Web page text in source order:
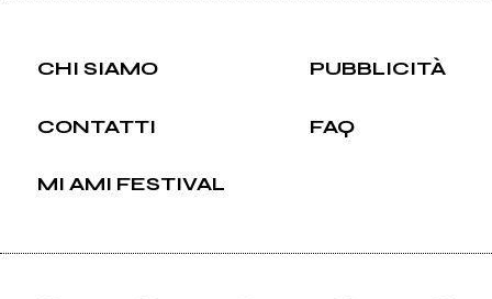
CHI SIAMO PUBBLICITÀ
CONTATTI FAQ
MI AMI FESTIVAL